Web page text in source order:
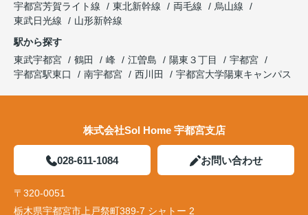
宇都宮芳賀ライト線
東北新幹線 両毛線
烏山線
東武日光線
山形新幹線
駅から探す
東武宇都宮
鶴田 峰 江曽島 陽東３丁目
宇都宮
宇都宮駅東口
南宇都宮 西川田 宇都宮大学陽東キャンパス
株式会社Sol Home 宇都宮支店
028-611-1084 お問い合わせ
〒320-0051
栃木県宇都宮市上戸祭町389-7 シャトー 2